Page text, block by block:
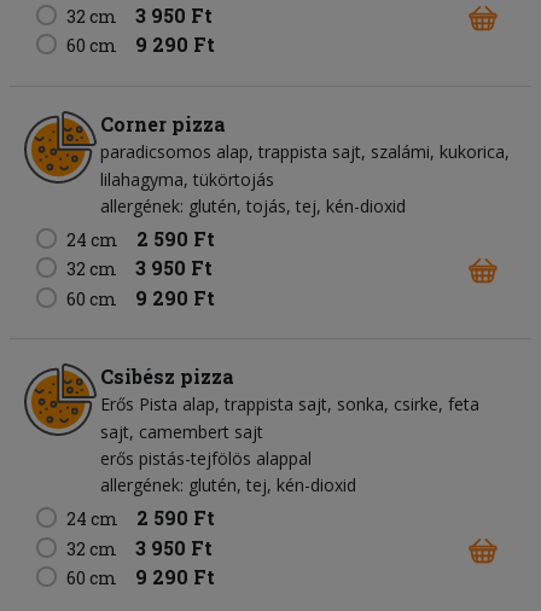
32 cm 3 950 Ft
60 cm 9 290 Ft
Corner pizza
paradicsomos alap trappista sajt szalámi kukorica
lilahagyma tükörtojás
allergének: glutén, tojás, tej, kén-dioxid
24 cm
2 590 Ft
32 cm 3 950 Ft
60 cm 9 290 Ft
Csibész pizza
Erős Pista alap trappista sajt sonka csirke feta
sajt camembert sajt
erős pistás-tejfölös alappal
allergének: glutén, tej, kén-dioxid
24 cm
2 590 Ft
32 cm 3 950 Ft
60 cm 9 290 Ft